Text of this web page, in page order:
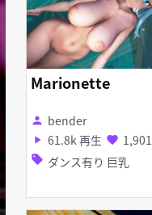
Marionette
person bender
play_arrow 61.8k 再生 favorite 1,901
sell ダンス有り 巨乳